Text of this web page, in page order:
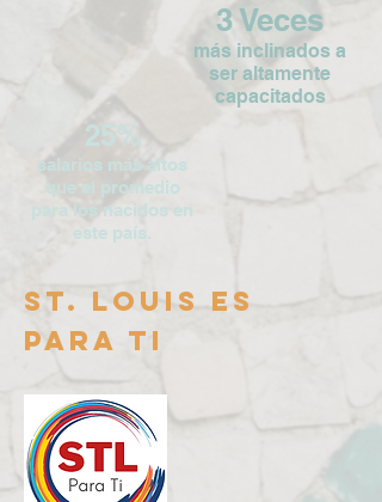
3 Veces
más inclinados a
ser altamente
capacitados
25%
salarios más altos
que el promedio
para los nacidos en
este país.
ST. LOUIS ES
PARA TI